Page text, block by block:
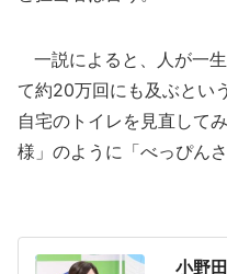
一説によると、人が一
て約20万回にも及ぶとい
自宅のトイレを見直して
様」のように「べっぴん
小野